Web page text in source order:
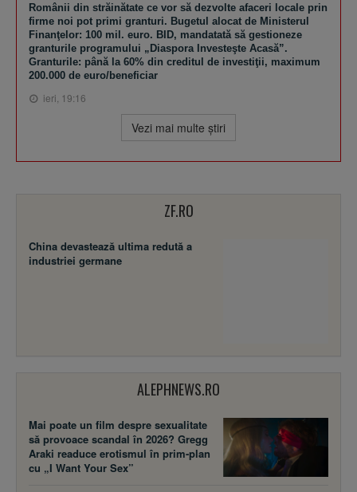
Românii din străinătate ce vor să dezvolte afaceri locale prin
firme noi pot primi granturi. Bugetul alocat de Ministerul
Finanţelor: 100 mil. euro. BID, mandatată să gestioneze
granturile programului „Diaspora Investeşte Acasă”.
Granturile: până la 60% din creditul de investiţii, maximum
200.000 de euro/beneficiar
ieri, 19:16
Vezi mai multe ştiri
ZF.RO
China devastează ultima redută a
industriei germane
ALEPHNEWS.RO
Mai poate un film despre sexualitate
să provoace scandal în 2026? Gregg
Araki readuce erotismul în prim-plan
cu „I Want Your Sex”